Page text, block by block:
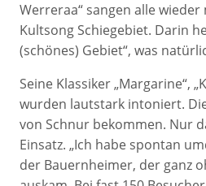
Werreraa“ sangen alle
Kultsong Schiegebiet. Darin
(schönes) Gebiet“, was
Seine Klassiker „Margarine“,
wurden lautstark intoniert.
von Schnur bekommen. Nur
Einsatz. „Ich habe spontan
der Bauernheimer, der ganz